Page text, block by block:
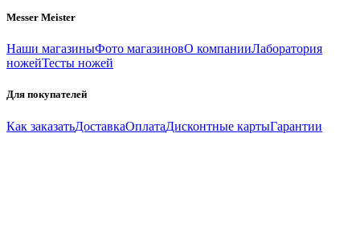
Messer Meister
Наши магазиныФото магазиновО компанииЛаборатория
ножейТесты ножей
Для покупателей
Как заказатьДоставкаОплатаДисконтные картыГарантии